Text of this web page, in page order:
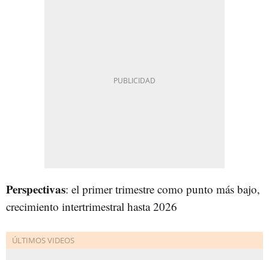
Perspectivas: el primer trimestre como punto más bajo,
crecimiento intertrimestral hasta 2026